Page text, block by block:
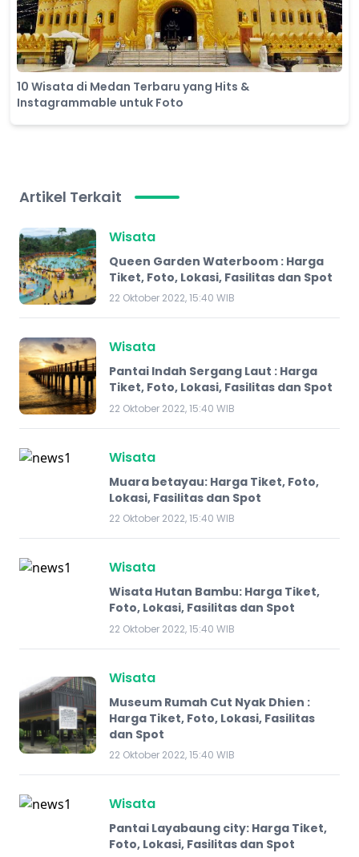
10 Wisata di Medan Terbaru yang Hits &
Instagrammable untuk Foto
Artikel Terkait
Wisata
Queen Garden Waterboom : Harga
Tiket, Foto, Lokasi, Fasilitas dan Spot
22 Oktober 2022, 15:40 WIB
Wisata
Pantai Indah Sergang Laut : Harga
Tiket, Foto, Lokasi, Fasilitas dan Spot
22 Oktober 2022, 15:40 WIB
Wisata
Muara betayau: Harga Tiket, Foto,
Lokasi, Fasilitas dan Spot
22 Oktober 2022, 15:40 WIB
Wisata
Wisata Hutan Bambu: Harga Tiket,
Foto, Lokasi, Fasilitas dan Spot
22 Oktober 2022, 15:40 WIB
Wisata
Museum Rumah Cut Nyak Dhien :
Harga Tiket, Foto, Lokasi, Fasilitas
dan Spot
22 Oktober 2022, 15:40 WIB
Wisata
Pantai Layabaung city: Harga Tiket,
Foto, Lokasi, Fasilitas dan Spot